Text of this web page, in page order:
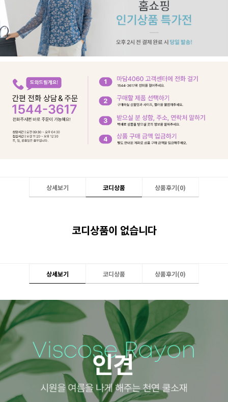
상세보기 코디상품 상품후기(0)
코디상품이 없습니다
상세보기 코디상품 상품후기(0)